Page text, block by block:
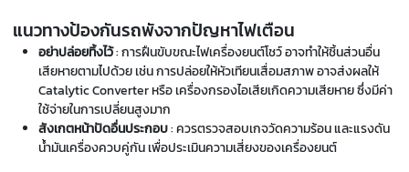
แนวทางป้องกันรถพังจากปัญหาไฟเตือน
อย่าปล่อยทิ้งไว้: การฝืนขับขณะไฟเครื่องยนต์โชว์ อาจทำให้ชิ้นส่วนอื่น
เสียหายตามไปด้วย เช่น การปล่อยให้หัวเทียนเสื่อมสภาพ อาจส่งผลให้
Catalytic Converter หรือ เครื่องกรองไอเสียเกิดความเสียหาย ซึ่งมีค่า
ใช้จ่ายในการเปลี่ยนสูงมาก
สังเกตหน้าปัดอื่นประกอบ: ควรตรวจสอบเกจวัดความร้อน และแรงดัน
น้ำมันเครื่องควบคู่กัน เพื่อประเมินความเสี่ยงของเครื่องยนต์